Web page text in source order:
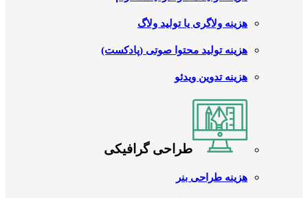
هزینه ولاگری یا تولید ولاگ
هزینه تولید محتوا صوتی (پادکست)
هزینه تدوین ویدئو
طراحی گرافیکی
هزینه طراحی بنر